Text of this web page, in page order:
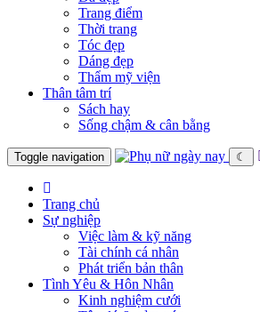
Trang điểm
Thời trang
Tóc đẹp
Dáng đẹp
Thẩm mỹ viện
Thân tâm trí
Sách hay
Sống chậm & cân bằng
Toggle navigation ☾
Trang chủ
Sự nghiệp
Việc làm & kỹ năng
Tài chính cá nhân
Phát triển bản thân
Tình Yêu & Hôn Nhân
Kinh nghiệm cưới